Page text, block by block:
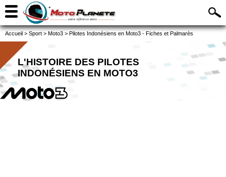
Accueil > Sport > Moto3 > Pilotes Indonésiens en Moto3 - Fiches et Palmarès
L'HISTOIRE DES PILOTES
INDONÉSIENS EN MOTO3